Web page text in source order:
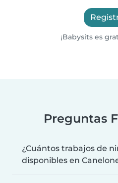
¡Babysits es
Preguntas
¿Cuántos trabajos de
disponibles en